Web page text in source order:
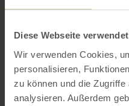
Diese Webseite
Wir verwenden Cookies,
personalisieren,
zu können und die
analysieren. Außerdem